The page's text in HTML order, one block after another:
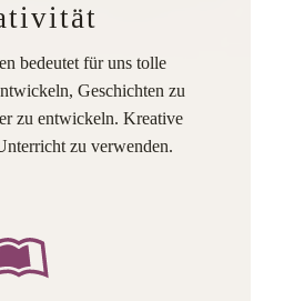
bedeutet für uns tolle
Geschichten zu
zu entwickeln. Kreative
zu verwenden.